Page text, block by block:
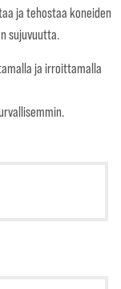
ja tehostaa koneiden
sujuvuutta.
ja irroittamalla